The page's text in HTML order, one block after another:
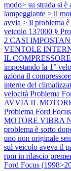
modo> su strada si è
lampeggiante > il
avvia > il problema
veicolo 137000 §
2 CASI
VENTOLE
IL COMPRESSORE
impostando la 1°
aziona il
interne del
velocità Problema
AVVIA IL MOTORE
Problema Ford
MOTORE VIBRA
problema è sorto
uno non originale
sul veicolo aveva il
rpm in rilascio
Ford Focus